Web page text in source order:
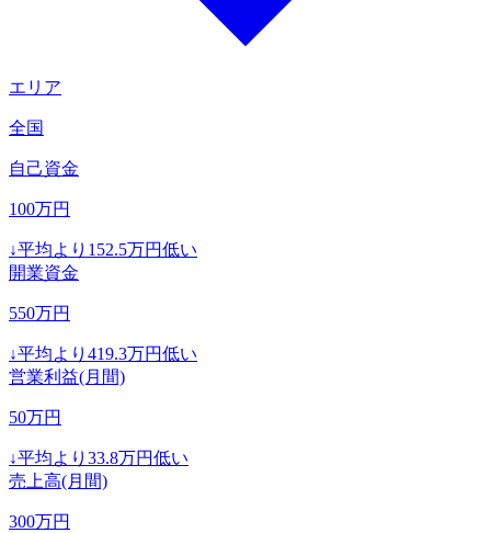
エリア
全国
自己資金
100万円
↓平均より 152.5万円低い
開業資金
550万円
↓平均より 419.3万円低い
営業利益(月間)
50万円
↓平均より 33.8万円低い
売上高(月間)
300万円